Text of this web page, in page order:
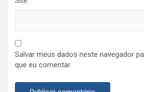
Salvar meus dados neste navegador
que eu comentar.